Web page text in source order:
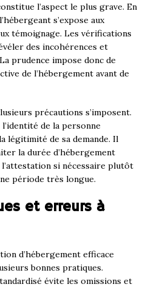
l’aspect le plus grave. En
s’expose aux
témoignage. Les vérifications
des incohérences et
prudence impose donc de
de l’hébergement avant de
précautions s’imposent.
de la personne
légitimité de sa demande. Il
la durée d’hébergement
si nécessaire plutôt
période très longue.
et erreurs à
d’hébergement efficace
bonnes pratiques.
évite les omissions et